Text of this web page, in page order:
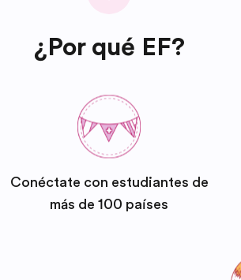
¿Por qué EF?
Conéctate con estudiantes de
más de 100 países